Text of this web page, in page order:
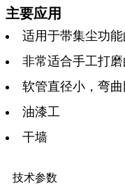
主要应用
适用于带集尘功
非常适合手工打
软管直径小，弯
油漆工
干墙
技术参数